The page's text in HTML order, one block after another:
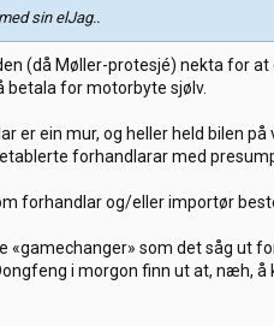
sin elJag..
(då Møller-protesjé) nekta for
betala for motorbyte sjølv.
ein mur, og heller held bilen
forhandlarar med
forhandlar og/eller importør
«gamechanger» som det såg ut
i morgon finn ut at, næh,